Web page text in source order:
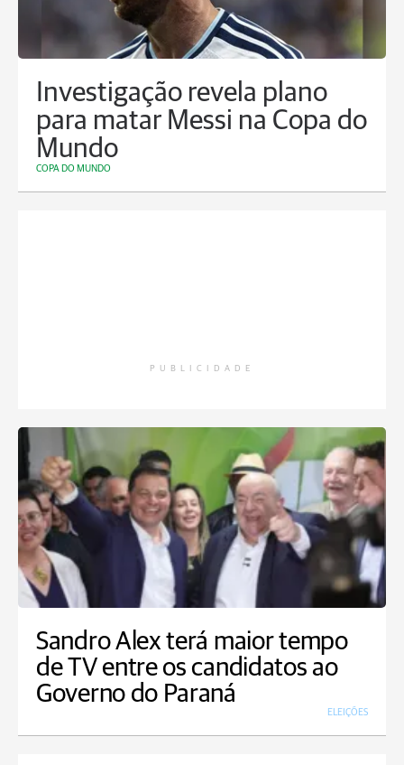
Investigação revela plano
para matar Messi na Copa do
Mundo
COPA DO MUNDO
PUBLICIDADE
Sandro Alex terá maior tempo
de TV entre os candidatos ao
Governo do Paraná
ELEIÇÕES